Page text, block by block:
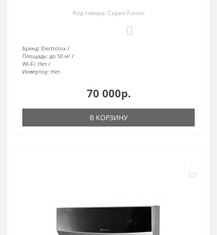
Код товара: Серия Fusion
Бренд: Electrolux
Площадь: до 50 м²
Wi-Fi: Нет
Инвертор: Нет
70 000р.
В КОРЗИНУ